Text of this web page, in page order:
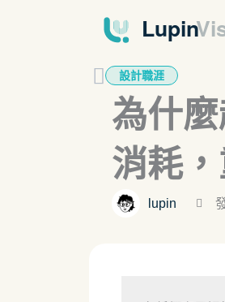
設計職涯
為什
消耗
lupin